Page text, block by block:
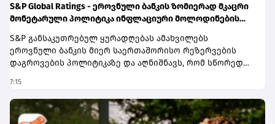
S&P Global Ratings - ეროვნული ბანკის ზომიერად მკაცრი
მონეტარული პოლიტიკა ინფლაციური მოლოდინების
S&P განსაკუთრებულ ყურადღებას ამახვილებს
ეროვნული ბანკის მიერ საერთაშორისო რეზერვების
დაგროვების პოლიტიკაზე და აღნიშნავს, რომ სწორედ
წარმოადგენს პერსპექტივის გაუმჯობესების ერთ-ერთ
მთავარ ფაქტორს. სააგენტოს შეფასებით, რეზერვების
ზრდამ მნიშვნელოვნად გააძლიერა ქვეყნის საგარეო
7:15